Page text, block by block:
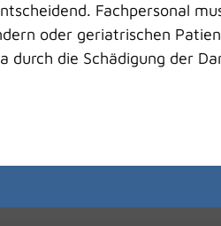
Fachpersonal
oder geriatrischen
durch die Schädigung der